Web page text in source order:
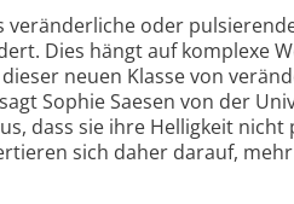
veränderliche oder
Dies hängt auf komplexe
dieser neuen Klasse von
Sophie Saesen von der
dass sie ihre Helligkeit
sich daher darauf,